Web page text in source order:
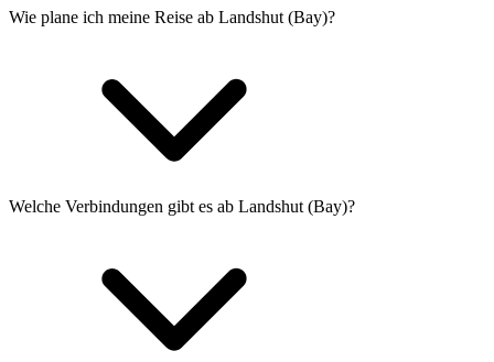
Wie plane ich meine Reise ab Landshut (Bay)?
Welche Verbindungen gibt es ab Landshut (Bay)?